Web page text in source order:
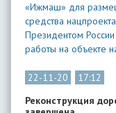
«Ижмаш» для
средства
Президентом
работы на объекте
22-11-20
17:12
Реконструкция